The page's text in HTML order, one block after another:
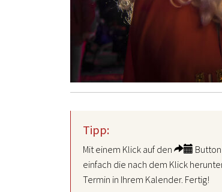
Tipp:
Mit einem Klick auf den
einfach die nach dem Klick
Termin in Ihrem Kalender. Fertig!